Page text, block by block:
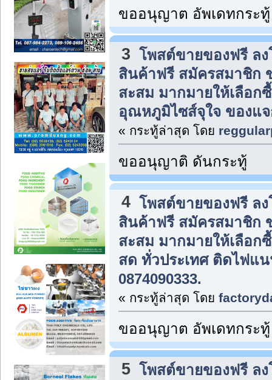
ขออนุญาต อัพเดทกระทู้
3 โพสต์ขายของฟรี ล
สินค้าฟรี สมัครสมาชิก
สะสม มากมายให้เลือก
อุณหภูมิไซส์จุใจ ของแ
« กระทู้ล่าสุด โดย
ขออนุญาติ ดันกระทู้
4 โพสต์ขายของฟรี ล
สินค้าฟรี สมัครสมาชิก
สะสม มากมายให้เลือก
สด ทั่วประเทศ ติดไฟแ
0874090333.
« กระทู้ล่าสุด โดย
ขออนุญาต อัพเดทกระทู้
5 โพสต์ขายของฟรี ล